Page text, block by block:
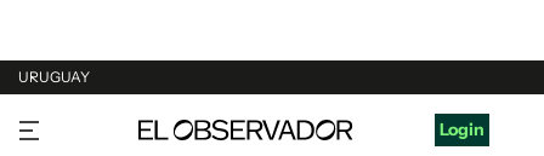
URUGUAY
URUGUAY Login